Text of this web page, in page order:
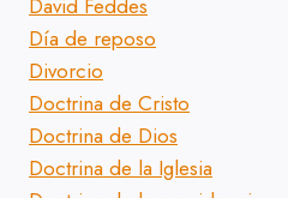
David Feddes
Día de reposo
Divorcio
Doctrina de Cristo
Doctrina de Dios
Doctrina de la Iglesia